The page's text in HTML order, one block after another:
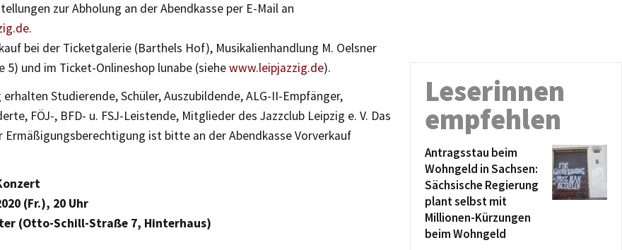
zur Abholung an der Abendkasse per E-Mail an
.
bei der Ticketgalerie (Barthels Hof), Musikalienhandlung M. Oelsner
5) und im Ticket-Onlineshop lunabe (siehewww.leipjazzig.de).
Studierende, Schüler, Auszubildende, ALG-II-Empfänger,
FÖJ-, BFD- u. FSJ-Leistende, Mitglieder des Jazzclub Leipzig e. V. Das
Ermäßigungsberechtigung ist bitte an der Abendkasse Vorverkauf
(Fr.), 20 Uhr
(Otto-Schill-Straße 7, Hinterhaus)
Leserinnen
empfehlen
Antragsstau beim
Wohngeld in Sachsen:
Sächsische Regierung
plant selbst mit
Millionen-Kürzungen
beim Wohngeld